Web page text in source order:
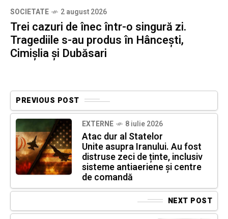
SOCIETATE 2 august 2026
Trei cazuri de înec într-o singură zi.
Tragediile s-au produs în Hâncești,
Cimișlia și Dubăsari
PREVIOUS POST
EXTERNE 8 iulie 2026
Atac dur al Statelor
Unite asupra Iranului. Au fost
distruse zeci de ținte, inclusiv
sisteme antiaeriene și centre
de comandă
NEXT POST